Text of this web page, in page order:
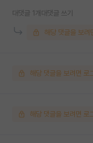
대댓글 1개 대댓글 쓰기
해당 댓글을 보려
해당 댓글을 보려면 로
해당 댓글을 보려면 로